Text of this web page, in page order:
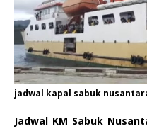
jadwal kapal sabuk
Jadwal KM Sabuk